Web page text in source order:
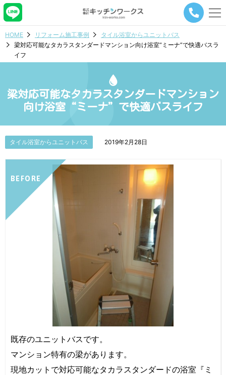
メ
ー
ビ
シ
ョ
タ
HOME リフォーム施工事例
タイル浴室からユニットバス
梁対応可能なタカラスタンダードマンション向け浴室“ミーナ”で快適バスラ
イフ
梁対応可能なタカラスタンダードマンション
向け浴室“ミーナ”で快適バスライフ
タイル浴室からユニットバス 2019年2月28日
BEFORE
既存のユニットバスです。
マンション特有の梁があります。
現地カットで対応可能なタカラスタンダードの浴室『ミ